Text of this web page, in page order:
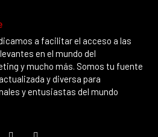
a facilitar el acceso a las
en el mundo del
y mucho más. Somos tu fuente
y diversa para
y entusiastas del mundo